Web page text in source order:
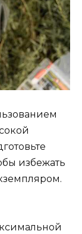
избежать